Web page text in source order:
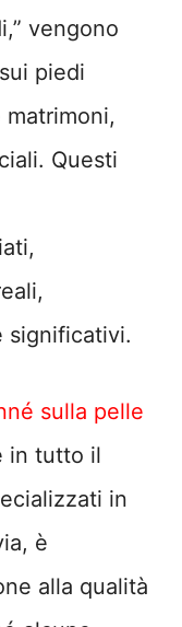
vengono
piedi
Questi
significativi.
sulla pelle
in tutto il
in
è
alla qualità